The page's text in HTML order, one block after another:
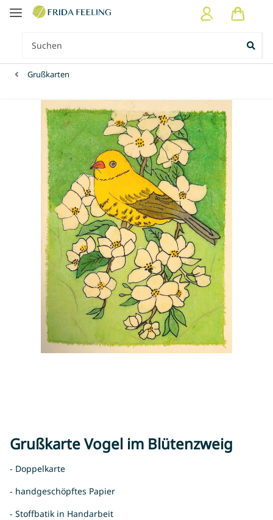
Grußkarten
Grußkarte Vogel im Blütenzweig
- Doppelkarte
- handgeschöpftes Papier
- Stoffbatik in Handarbeit